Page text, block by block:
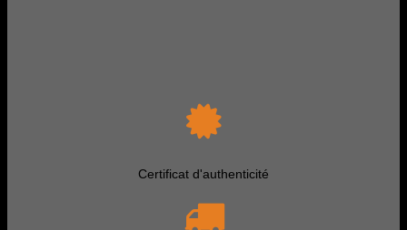
Certificat d'authenticité